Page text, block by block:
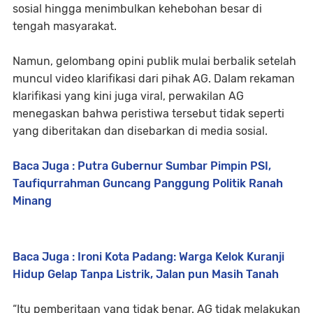
sosial hingga menimbulkan kehebohan besar di
tengah masyarakat.
Namun, gelombang opini publik mulai berbalik setelah
muncul video klarifikasi dari pihak AG. Dalam rekaman
klarifikasi yang kini juga viral, perwakilan AG
menegaskan bahwa peristiwa tersebut tidak seperti
yang diberitakan dan disebarkan di media sosial.
Baca Juga : Putra Gubernur Sumbar Pimpin PSI,
Taufiqurrahman Guncang Panggung Politik Ranah
Minang
Baca Juga : Ironi Kota Padang: Warga Kelok Kuranji
Hidup Gelap Tanpa Listrik, Jalan pun Masih Tanah
“Itu pemberitaan yang tidak benar. AG tidak melakukan